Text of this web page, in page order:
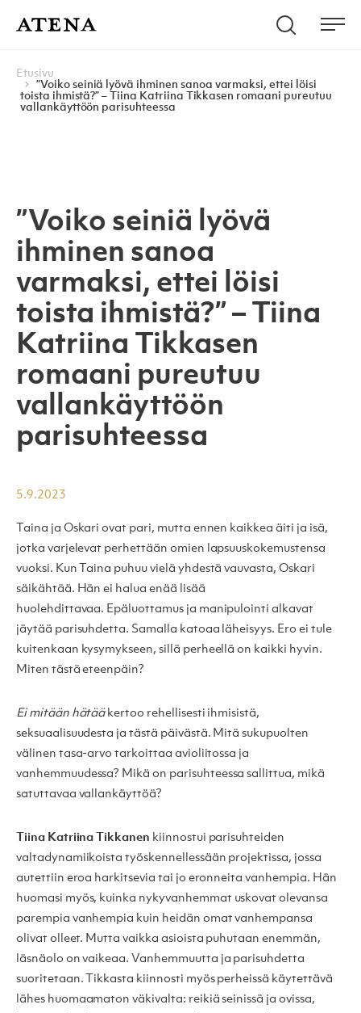
Atena Kustannus Hae
Navigoi
Etusivu
”Voiko seiniä lyövä ihminen sanoa varmaksi, ettei löisi
toista ihmistä?” – Tiina Katriina Tikkasen romaani pureutuu
vallankäyttöön parisuhteessa
”Voiko seiniä lyövä
ihminen sanoa
varmaksi, ettei löisi
toista ihmistä?” – Tiina
Katriina Tikkasen
romaani pureutuu
vallankäyttöön
parisuhteessa
5.9.2023
Taina ja Oskari ovat pari, mutta ennen kaikkea äiti ja isä,
jotka varjelevat perhettään omien lapsuuskokemustensa
vuoksi. Kun Taina puhuu vielä yhdestä vauvasta, Oskari
säikähtää. Hän ei halua enää lisää
huolehdittavaa. Epäluottamus ja manipulointi alkavat
jäytää parisuhdetta. Samalla katoaa läheisyys. Ero ei tule
kuitenkaan kysymykseen, sillä perheellä on kaikki hyvin.
Miten tästä eteenpäin?
Ei mitään hätääkertoo rehellisesti ihmisistä,
seksuaalisuudesta ja tästä päivästä. Mitä sukupuolten
välinen tasa-arvo tarkoittaa avioliitossa ja
vanhemmuudessa? Mikä on parisuhteessa sallittua, mikä
satuttavaa vallankäyttöä?
Tiina Katriina Tikkanen kiinnostui parisuhteiden
valtadynamiikoista työskennellessään projektissa, jossa
autettiin eroa harkitsevia tai jo eronneita vanhempia. Hän
huomasi myös, kuinka nykyvanhemmat uskovat olevansa
parempia vanhempia kuin heidän omat vanhempansa
olivat olleet. Mutta vaikka asioista puhutaan enemmän,
läsnäolo on vaikeaa. Vanhemmuutta ja parisuhdetta
suoritetaan. Tikkasta kiinnosti myös perheissä käytettävä
lähes huomaamaton väkivalta: reikiä seinissä ja ovissa,